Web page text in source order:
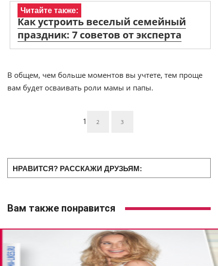
Читайте также:
Как устроить веселый семейный
праздник: 7 советов от эксперта
В общем, чем больше моментов вы учтете, тем проще
вам будет осваивать роли мамы и папы.
1 2 3
НРАВИТСЯ? РАССКАЖИ ДРУЗЬЯМ:
Вам также понравится